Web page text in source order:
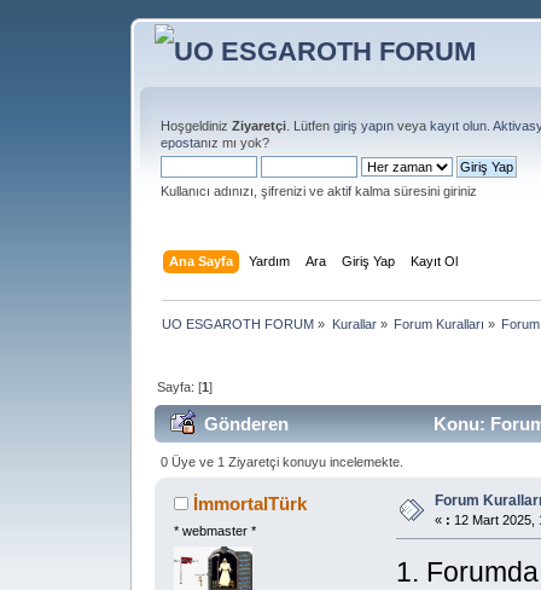
Hoşgeldiniz Ziyaretçi . Lütfen giriş yapın veya kayıt olun
epostanız mı yok?
Kullanıcı adınızı, şifrenizi ve aktif kalma süresini giriniz
Ana Sayfa Yardım Ara Giriş Yap Kayıt Ol
UO ESGAROTH FORUM » Kurallar» Forum Kuralları »
Sayfa: [1]
Gönderen Konu:
0 Üye ve 1 Ziyaretçi konuyu incelemekte.
İmmortalTürk
* webmaster *
Forum Kuralları
« : 12 Mart 2025,
1.